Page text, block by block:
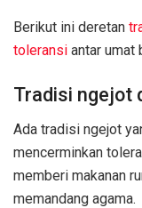
Berikut ini deretan
toleransi antar umat
Tradisi ngejot
Ada tradisi ngejot
mencerminkan
memberi makanan
memandang agama.